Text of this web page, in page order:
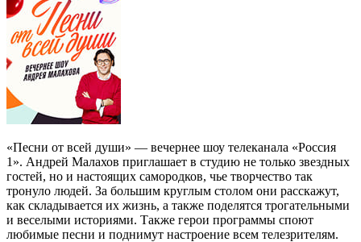
«Песни от всей души» — вечернее шоу телеканала «Россия
1». Андрей Малахов приглашает в студию не только звездных
гостей, но и настоящих самородков, чье творчество так
тронуло людей. За большим круглым столом они расскажут,
как складывается их жизнь, а также поделятся трогательными
и веселыми историями. Также герои программы споют
любимые песни и поднимут настроение всем телезрителям.